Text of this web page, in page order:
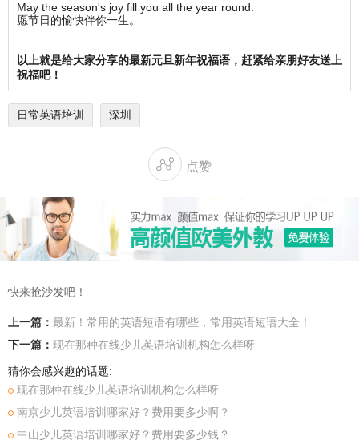
May the season's joy fill you all the year round.
愿节日的愉快伴你一生。
以上就是给大家分享的最新元旦新年祝福语，赶紧给亲朋好友送上
祝福吧！
日常英语培训 深圳
 点赞
快来抢沙发吧！
上一篇： 最新！常用的英语短语有哪些，常用英语短语大全！
下一篇： 现在那种在线少儿英语培训机构怎么样呀
猜你会感兴趣的话题:
现在那种在线少儿英语培训机构怎么样呀
南京少儿英语培训哪家好？费用要多少啊？
中山少儿英语培训哪家好？费用要多少钱？